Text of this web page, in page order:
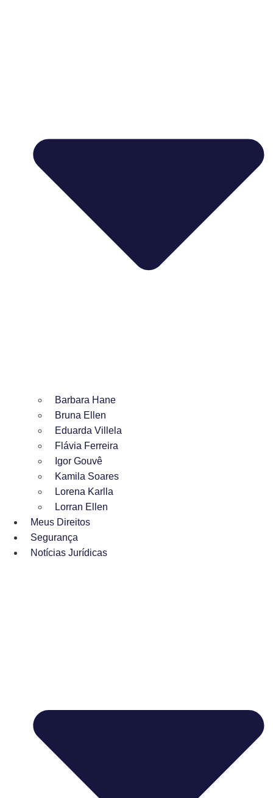
Barbara Hane
Bruna Ellen
Eduarda Villela
Flávia Ferreira
Igor Gouvê
Kamila Soares
Lorena Karlla
Lorran Ellen
Meus Direitos
Segurança
Notícias Jurídicas